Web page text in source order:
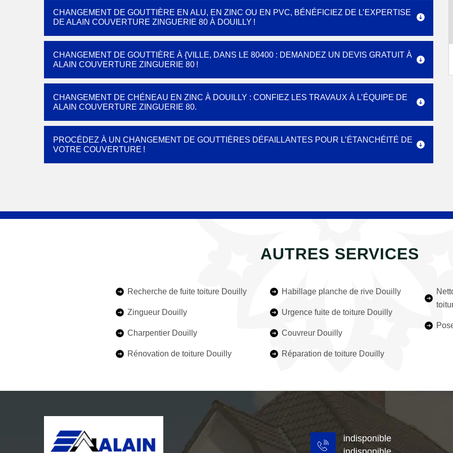
CHANGEMENT DE GOUTTIÈRE EN ALU, EN ZINC OU EN PVC, BÉNÉFICIEZ DE L’EXPERTISE
DE ALAIN COUVERTURE ZINGUERIE 80 À DOUILLY !
CHANGEMENT DE GOUTTIÈRE À {VILLE, DANS LE 80400 : DEMANDEZ UN DEVIS GRATUIT À
ALAIN COUVERTURE ZINGUERIE 80 !
CHANGEMENT DE CHÉNEAU EN ZINC À DOUILLY : CONFIEZ LES TRAVAUX À L’ÉQUIPE DE
ALAIN COUVERTURE ZINGUERIE 80.
PROCÉDEZ À UN CHANGEMENT DE GOUTTIÈRES DÉFAILLANTES POUR L’ÉTANCHÉITÉ DE
VOTRE COUVERTURE !
AUTRES SERVICES
Recherche de fuite toiture Douilly
Zingueur Douilly
Charpentier Douilly
Rénovation de toiture Douilly
Habillage planche de rive Douilly
Urgence fuite de toiture Douilly
Couvreur Douilly
Réparation de toiture Douilly
indisponible